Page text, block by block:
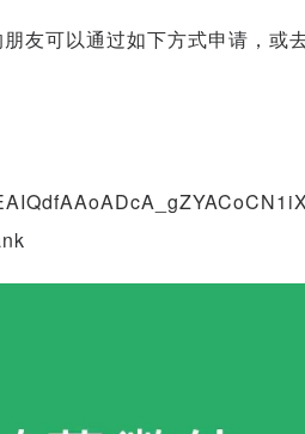
友可以通过如下方式申请，或